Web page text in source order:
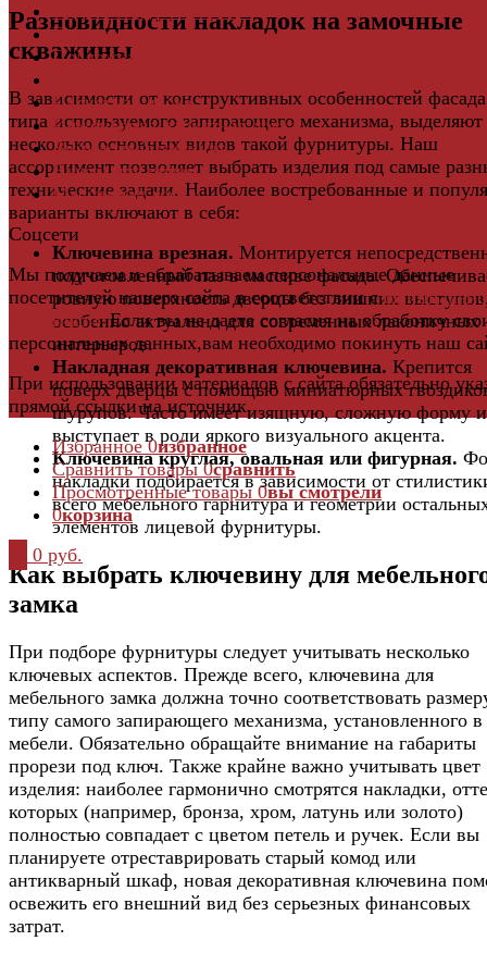
Разновидности накладок на замочные
скважины
В зависимости от конструктивных особенностей
типа используемого запирающего механизма, выделяют
несколько основных видов такой фурнитуры. Наш
ассортимент позволяет выбрать изделия под самые
технические задачи. Наиболее востребованные и
варианты включают в себя:
Ключевина врезная. Монтируется
подготовленный паз в массиве фасада.
ровную поверхность дверцы без лишних
особенно актуально для современных лаконичных
интерьеров.
Накладная декоративная ключевина. Крепится
поверх дверцы с помощью миниатюрных
шурупов. Часто имеет изящную, сложную форму и
выступает в роли яркого визуального акцента.
Ключевина круглая, овальная или фигурная.
накладки подбирается в зависимости от
всего мебельного гарнитура и геометрии
элементов лицевой фурнитуры.
Как выбрать ключевину для
замка
При подборе фурнитуры следует учитывать несколько
ключевых аспектов. Прежде всего, ключевина для
мебельного замка должна точно соответствовать
типу самого запирающего механизма, установленного в
мебели. Обязательно обращайте внимание на габариты
прорези под ключ. Также крайне важно учитывать цвет
изделия: наиболее гармонично смотрятся накладки,
которых (например, бронза, хром, латунь или золото)
полностью совпадает с цветом петель и ручек. Если вы
планируете отреставрировать старый комод или
антикварный шкаф, новая декоративная ключевина
освежить его внешний вид без серьезных финансовых
затрат.
Плинтус
Подложка из пробки
Паркетная доска
Инженерная паркетная доска
Виниловый ламинат
Винты для ручек
Массивная доска
Соцсети
Мы получаем и обрабатываем персональные данные
посетителей нашего сайта в соответствии с
политикой. Если вы не даете согласия на обработку
персональных данных,вам необходимо покинуть наш
При использовании материалов с сайта обязательно
прямой ссылки на источник.
Избранное 0избранное
Сравнить товары 0сравнить
Просмотренные товары 0вы смотрели
0корзина
0 руб.